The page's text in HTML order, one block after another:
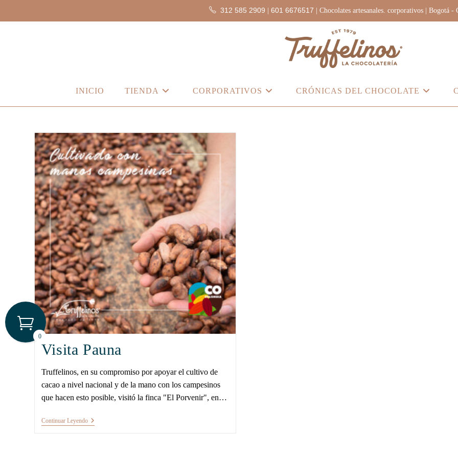
312 585 2909 601 6676517 | Chocolates artesanales. corporativos | Bogotá -
INICIO TIENDA CORPORATIVOS CRÓNICAS DEL CHOCOLATE
Visita Pauna
Truffelinos, en su compromiso por apoyar el cultivo de
cacao a nivel nacional y de la mano con los campesinos
que hacen esto posible, visitó la finca "El Porvenir", en…
Continuar Leyendo
0